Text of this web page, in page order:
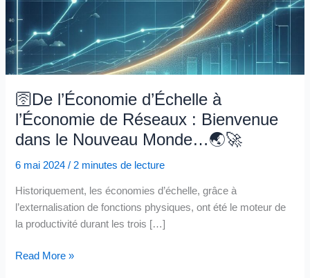
🛜De l’Économie d’Échelle à
l’Économie de Réseaux : Bienvenue
dans le Nouveau Monde…🌏🚀
6 mai 2024/ 2 minutes de lecture
Historiquement, les économies d’échelle, grâce à
l’externalisation de fonctions physiques, ont été le moteur de
la productivité durant les trois […]
🛜
Read More »